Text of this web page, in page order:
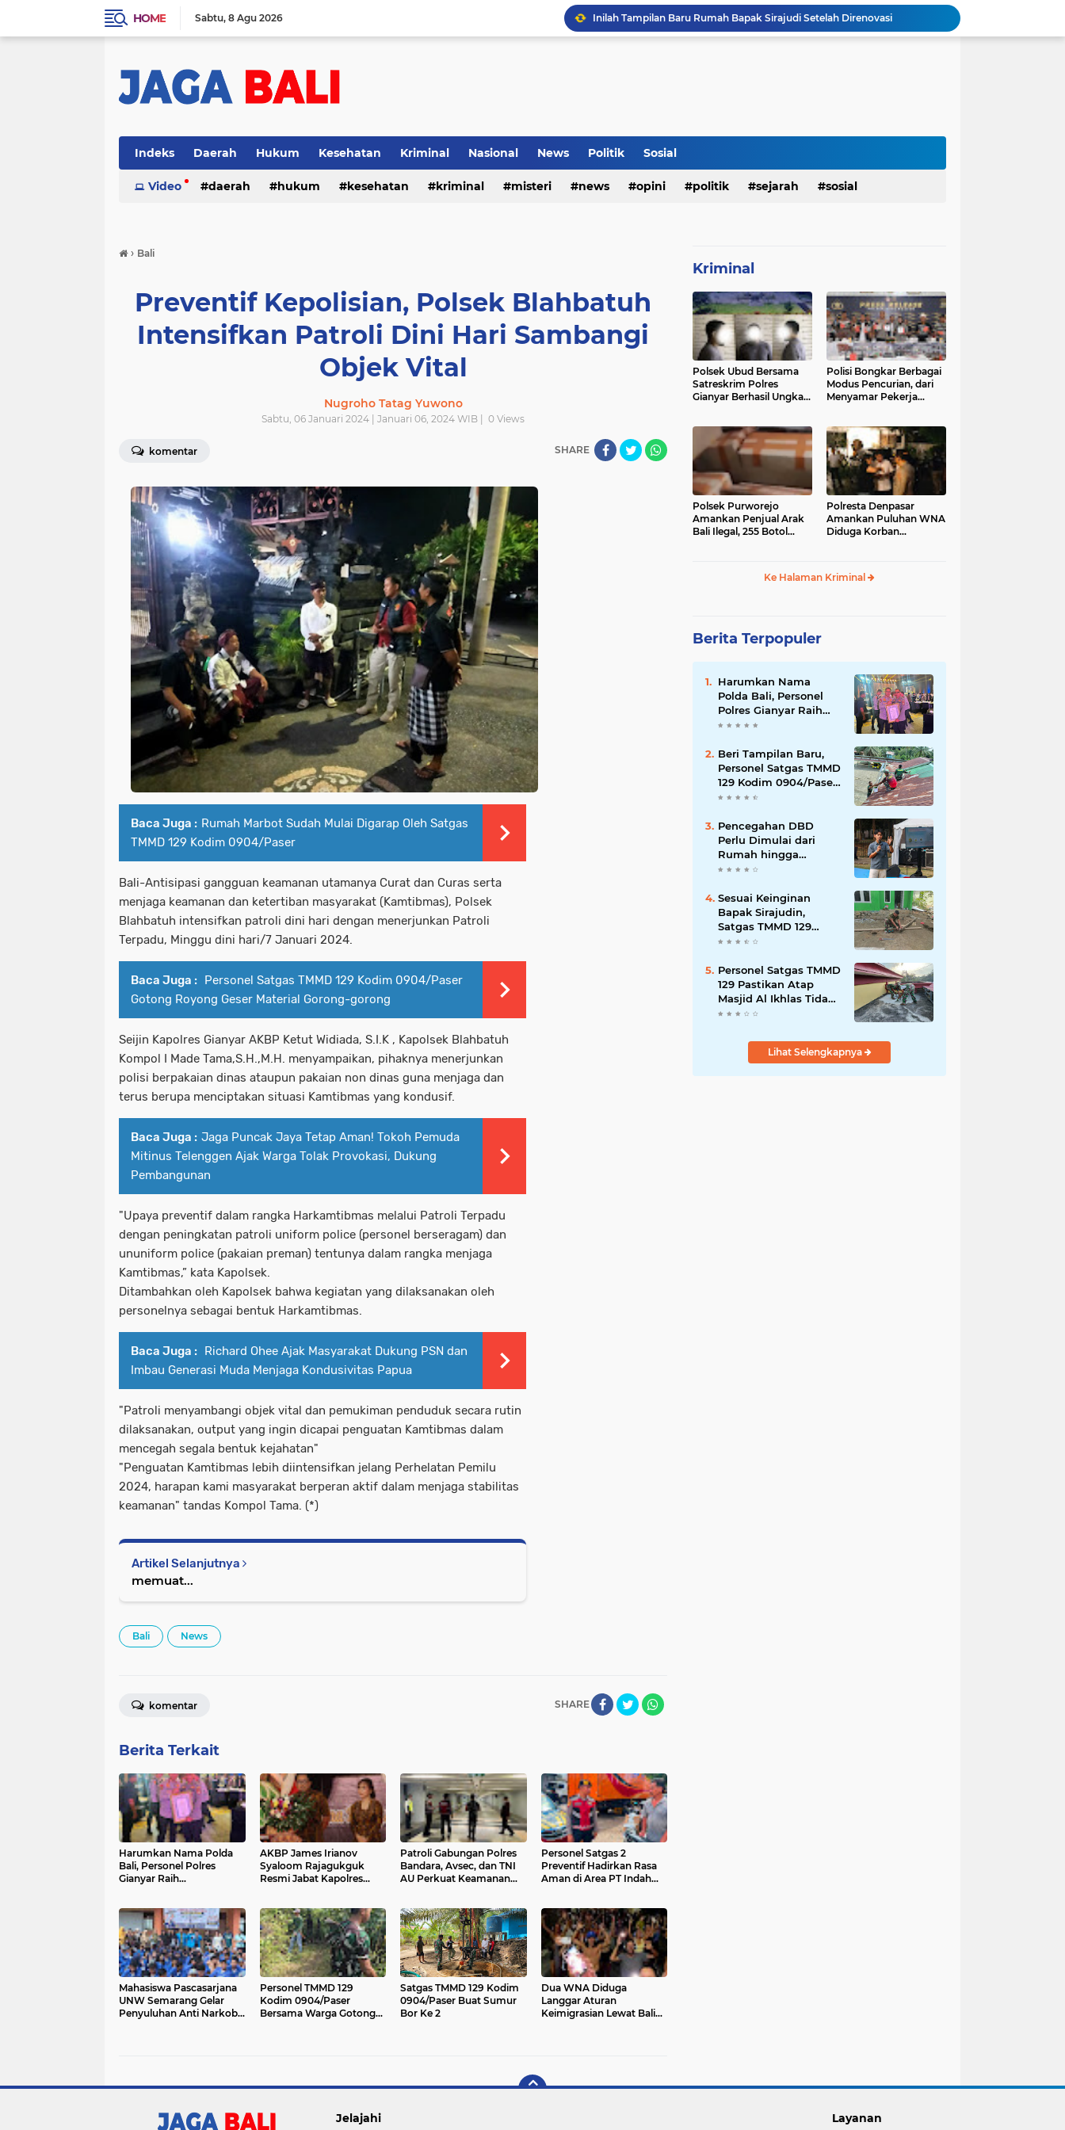
HOME Sabtu 8 Agu 2026
Inilah Tampilan Baru Rumah Bapak Sirajudi Setelah Direnovasi
Personel Satgas TMMD 129 Kodim 0904/Paser Bongkar Rumah milik Bapak Harim
Babinsa Hadir di Posyandu Cenderawasih, Wujud Sinergi TNI Dukung Kesehatan Masyarakat
Indeks Daerah Hukum Kesehatan Kriminal Nasional News Politik Sosial
Video daerah hukum kesehatan kriminal misteri news opini politik sejarah sosial
› Bali
Preventif Kepolisian, Polsek Blahbatuh
Intensifkan Patroli Dini Hari Sambangi
Objek Vital
Nugroho Tatag Yuwono
Sabtu, 06 Januari 2024 | Januari 06, 2024 WIB | 0 Views
komentar SHARE
Baca Juga : Rumah Marbot Sudah Mulai Digarap Oleh Satgas
TMMD 129 Kodim 0904/Paser
Bali-Antisipasi gangguan keamanan utamanya Curat dan Curas serta
menjaga keamanan dan ketertiban masyarakat (Kamtibmas), Polsek
Blahbatuh intensifkan patroli dini hari dengan menerjunkan Patroli
Terpadu, Minggu dini hari/7 Januari 2024.
Baca Juga : Personel Satgas TMMD 129 Kodim 0904/Paser
Gotong Royong Geser Material Gorong-gorong
Seijin Kapolres Gianyar AKBP Ketut Widiada, S.I.K , Kapolsek Blahbatuh
Kompol I Made Tama,S.H.,M.H. menyampaikan, pihaknya menerjunkan
polisi berpakaian dinas ataupun pakaian non dinas guna menjaga dan
terus berupa menciptakan situasi Kamtibmas yang kondusif.
Baca Juga : Jaga Puncak Jaya Tetap Aman! Tokoh Pemuda
Mitinus Telenggen Ajak Warga Tolak Provokasi, Dukung
Pembangunan
"Upaya preventif dalam rangka Harkamtibmas melalui Patroli Terpadu
dengan peningkatan patroli uniform police (personel berseragam) dan
ununiform police (pakaian preman) tentunya dalam rangka menjaga
Kamtibmas,” kata Kapolsek.
Ditambahkan oleh Kapolsek bahwa kegiatan yang dilaksanakan oleh
personelnya sebagai bentuk Harkamtibmas.
Baca Juga : Richard Ohee Ajak Masyarakat Dukung PSN dan
Imbau Generasi Muda Menjaga Kondusivitas Papua
"Patroli menyambangi objek vital dan pemukiman penduduk secara rutin
dilaksanakan, output yang ingin dicapai penguatan Kamtibmas dalam
mencegah segala bentuk kejahatan"
"Penguatan Kamtibmas lebih diintensifkan jelang Perhelatan Pemilu
2024, harapan kami masyarakat berperan aktif dalam menjaga stabilitas
keamanan" tandas Kompol Tama. (*)
Artikel Selanjutnya
memuat...
Bali News
SHARE
komentar
Berita Terkait
Harumkan Nama Polda
Bali, Personel Polres
Gianyar Raih
AKBP James Irianov
Syaloom Rajagukguk
Resmi Jabat Kapolres
Patroli Gabungan Polres
Bandara, Avsec, dan TNI
AU Perkuat Keamanan
Personel Satgas 2
Preventif Hadirkan Rasa
Aman di Area PT Indah
Mahasiswa Pascasarjana
UNW Semarang Gelar
Penyuluhan Anti Narkoba
Personel TMMD 129
Kodim 0904/Paser
Bersama Warga Gotong
Satgas TMMD 129 Kodim
0904/Paser Buat Sumur
Bor Ke 2
Dua WNA Diduga
Langgar Aturan
Keimigrasian Lewat Bali
Kriminal
Polsek Ubud Bersama
Satreskrim Polres
Gianyar Berhasil Ungkap
Polisi Bongkar Berbagai
Modus Pencurian, dari
Menyamar Pekerja
Polsek Purworejo
Amankan Penjual Arak
Bali Ilegal, 255 Botol
Polresta Denpasar
Amankan Puluhan WNA
Diduga Korban
Ke Halaman Kriminal
Berita Terpopuler
Harumkan Nama
Polda Bali, Personel
Polres Gianyar Raih
Penghargaan
Beri Tampilan Baru,
Personel Satgas TMMD
129 Kodim 0904/Paser
Cat Atap Rumah
Pencegahan DBD
Perlu Dimulai dari
Rumah hingga
Lingkungan Sekolah
Sesuai Keinginan
Bapak Sirajudin,
Satgas TMMD 129
Ubah Tampilan
Personel Satgas TMMD
129 Pastikan Atap
Masjid Al Ikhlas Tidak
Bocor Lagi
Lihat Selengkapnya
Jelajahi Layanan